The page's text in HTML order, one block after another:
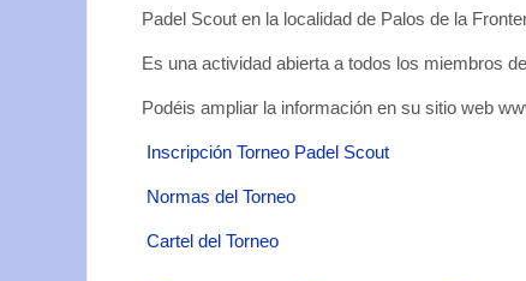
Padel Scout en la localidad de Palos de la
Es una actividad abierta a todos los miembros
Podéis ampliar la información en su sitio web
Inscripción Torneo Padel Scout
Normas del Torneo
Cartel del Torneo